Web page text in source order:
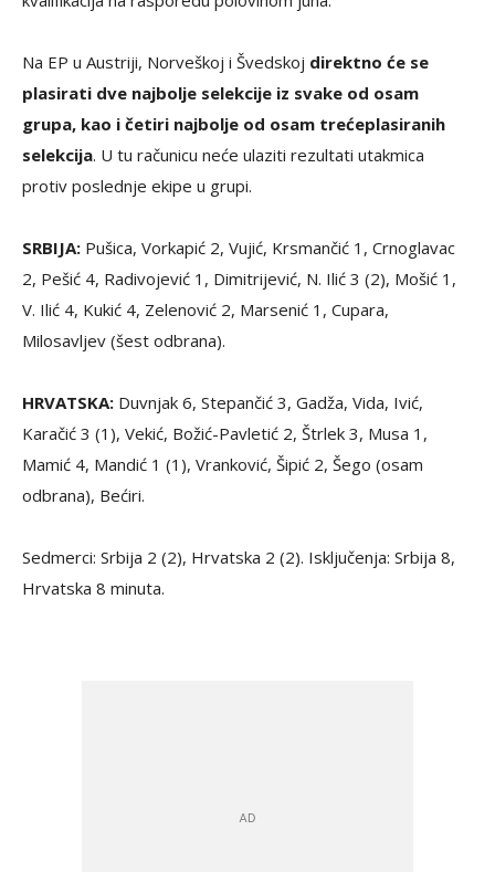
Na EP u Austriji, Norveškoj i Švedskoj direktno će se
plasirati dve najbolje selekcije iz svake od osam
grupa, kao i četiri najbolje od osam trećeplasiranih
selekcija. U tu računicu neće ulaziti rezultati utakmica
protiv poslednje ekipe u grupi.
SRBIJA: Pušica, Vorkapić 2, Vujić, Krsmančić 1, Crnoglavac
2, Pešić 4, Radivojević 1, Dimitrijević, N. Ilić 3 (2), Mošić 1,
V. Ilić 4, Kukić 4, Zelenović 2, Marsenić 1, Cupara,
Milosavljev (šest odbrana).
HRVATSKA: Duvnjak 6, Stepančić 3, Gadža, Vida, Ivić,
Karačić 3 (1), Vekić, Božić-Pavletić 2, Štrlek 3, Musa 1,
Mamić 4, Mandić 1 (1), Vranković, Šipić 2, Šego (osam
odbrana), Bećiri.
Sedmerci: Srbija 2 (2), Hrvatska 2 (2). Isključenja: Srbija 8,
Hrvatska 8 minuta.